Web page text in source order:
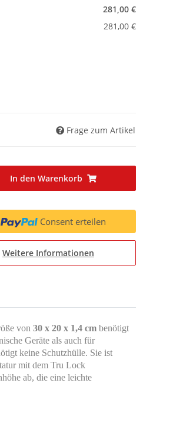
281,00 €
281,00 €
Frage zum Artikel
In den Warenkorb
Consent erteilen
Weitere Informationen
von 30 x 20 x 1,4 cm benötigt
Geräte als auch für
keine Schutzhülle. Sie ist
mit dem Tru Lock
ab, die eine leichte